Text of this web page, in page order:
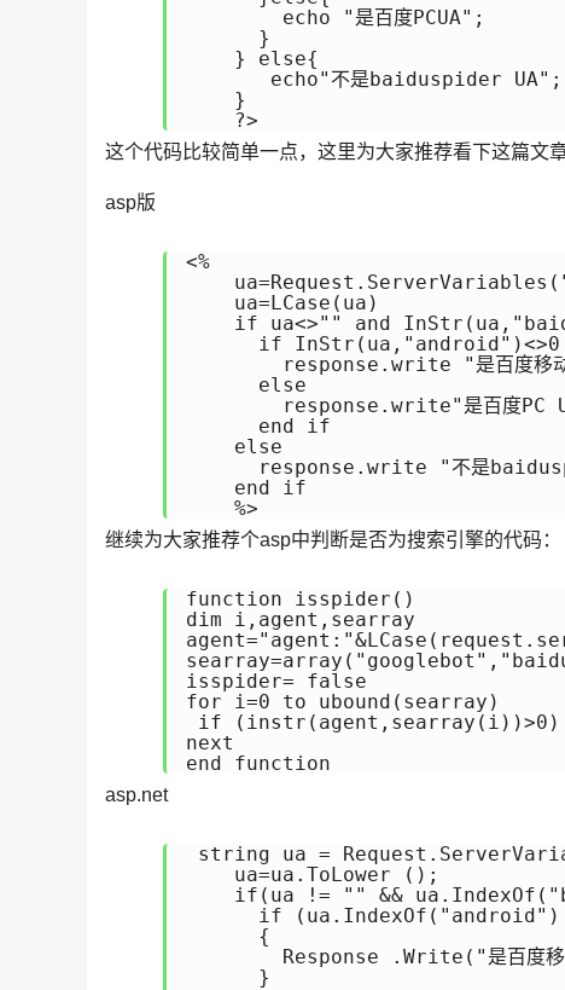
        echo "是百度PCUA";
      }
    } else{
       echo"不是baiduspider UA";
    }
这个代码比较简单一点，这里为大家推荐看下这篇文
asp版
<%
    ua=LCase(ua)
if ua<>"" and
if
response.write "是百度移
      else
response.write"是百度PC
      end if
    else
response.write "不是
    end if
    %>
继续为大家推荐个asp中判断是否为搜索引擎的代码：
function isspider()
dim i,agent,searray
isspider= false
for i=0 to ubound(searray)
if (instr(agent,searray(i))>0)
next
end function
asp.net
string ua =
    ua=ua.ToLower ();
if(ua != "" &&
if
      {
Response .Write("是百度
      }